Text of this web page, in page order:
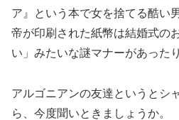
ア』という本で女を捨てる酷い
帝が印刷された紙幣は結婚式の
い」みたいな謎マナーがあった
アルゴニアンの友達というとシ
ら、今度聞いときましょうか。